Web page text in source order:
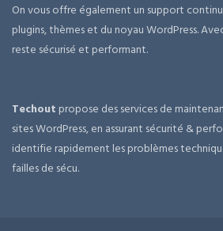
On vous offre également un support
plugins, thèmes et du noyau WordPress.
reste sécurisé et performant.
Techout propose des services de
sites WordPress, en assurant sécurité &
identifie rapidement les problèmes
failles de sécu.